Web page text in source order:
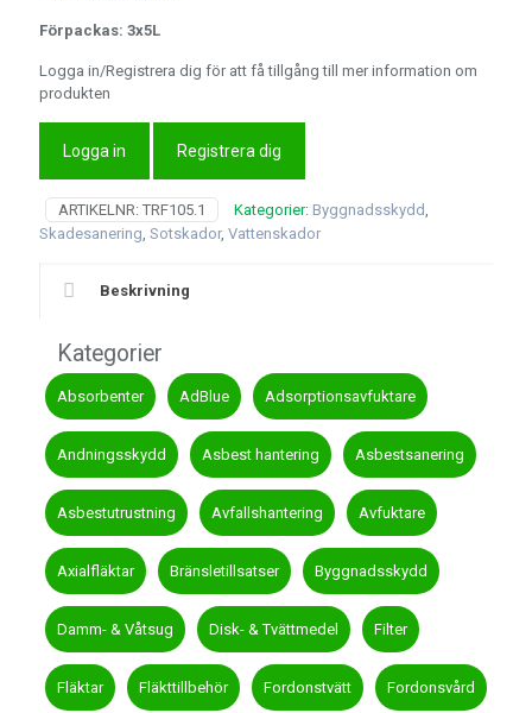
Förpackas: 3x5L
Logga in/Registrera dig för att få tillgång till mer information om
produkten
Logga in Registrera dig
ARTIKELNR: TRF105.1 Kategorier: Byggnadsskydd,
Skadesanering, Sotskador, Vattenskador
Beskrivning
Kategorier
Absorbenter AdBlue Adsorptionsavfuktare
Andningsskydd Asbest hantering Asbestsanering
Asbestutrustning Avfallshantering Avfuktare
Axialfläktar Bränsletillsatser Byggnadsskydd
Damm- & Våtsug Disk- & Tvättmedel Filter
Fläktar Fläkttillbehör Fordonstvätt Fordonsvård